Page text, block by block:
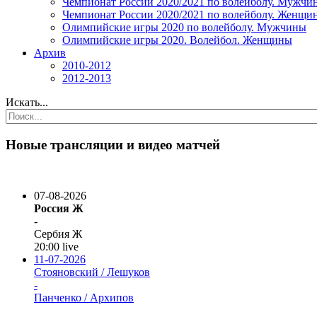
Чемпионат России 2020/2021 по волейболу.
Олимпийские игры 2020 по волейболу. Мужчины
Олимпийские игры 2020. Волейбол. Женщины
Архив
2010-2012
2012-2013
Искать...
Новые трансляции и видео матчей
07-08-2026
Россия Ж
-
Сербия Ж
20:00 live
11-07-2026
Стояновский / Лешуков
-
Панченко / Архипов